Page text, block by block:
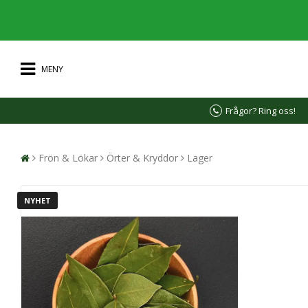
MENY
Frågor? Ring oss!
Frön & Lökar Örter & Kryddor Lager
NYHET